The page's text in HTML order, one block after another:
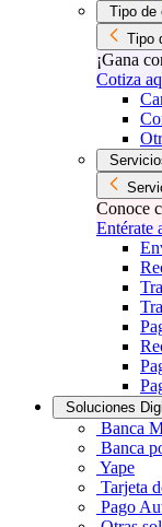
Tipo de
Tipo
¡Gana
Cotiza
Conoce
Entérate
Soluciones
Banca
Banca
Yape
Tarjeta
Pago